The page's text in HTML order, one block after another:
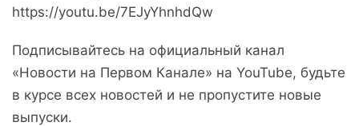
https://youtu.be/7EJyYhnhdQw
Подписывайтесь на официальный канал
«Новости на Первом Канале» на YouTube, будьте
в курсе всех новостей и не пропустите новые
выпуски.